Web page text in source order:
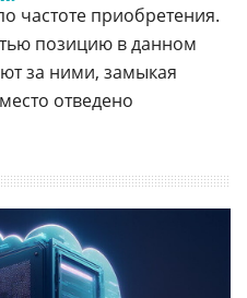
частоте приобретения.
позицию в данном
за ними, замыкая
отведено